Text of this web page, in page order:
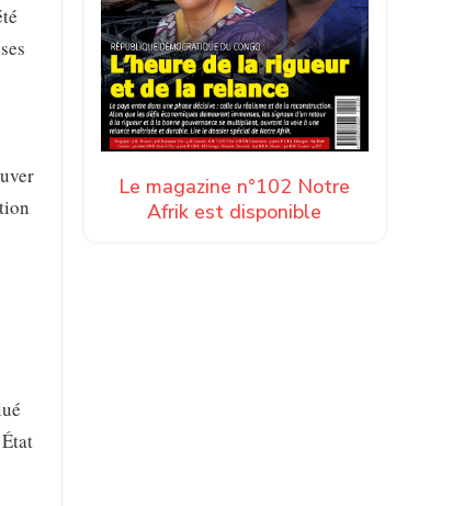
Le magazine n°102 Notre
Afrik est disponible